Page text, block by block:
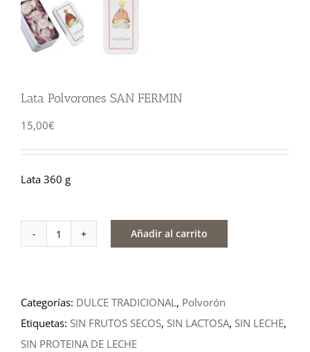
Lata Polvorones SAN FERMIN
15,00€
Lata 360 g
Lata
FERMIN
cantidad
Añadir al carrito
Categorías: DULCE TRADICIONAL, Polvorón
Etiquetas: SIN FRUTOS SECOS, SIN LACTOSA, SIN LECHE,
SIN PROTEINA DE LECHE